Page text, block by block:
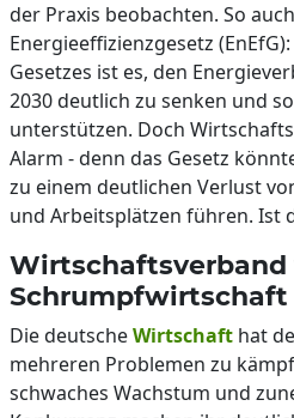
der Praxis beobachten. So
Energieeffizienzgesetz
Gesetzes ist es, den
2030 deutlich zu senken und
unterstützen. Doch
Alarm - denn das Gesetz
zu einem deutlichen Verlust
und Arbeitsplätzen führen. Ist
Wirtschaftsverband
Schrumpfwirtschaft
Die deutscheWirtschaft hat
mehreren Problemen zu
schwaches Wachstum und